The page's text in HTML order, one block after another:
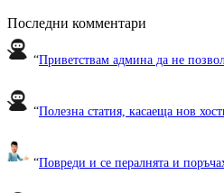
Последни комментари
“Приветствам админа да не
“Полезна статия, касаеща нов
“Повреди и се пералнята и